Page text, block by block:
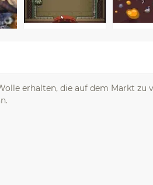
erhalten, die auf dem Markt zu